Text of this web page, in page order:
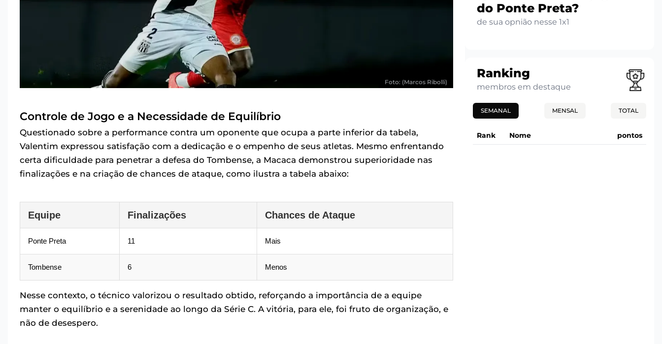
Foto: (Marcos Ribolli)
Controle de Jogo e a Necessidade de Equilíbrio
Questionado sobre a performance contra um oponente que ocupa a parte inferior da tabela,
Valentim expressou satisfação com a dedicação e o empenho de seus atletas. Mesmo enfrentando
certa dificuldade para penetrar a defesa do Tombense, a Macaca demonstrou superioridade nas
finalizações e na criação de chances de ataque, como ilustra a tabela abaixo:
Equipe Finalizações Chances de Ataque
Ponte Preta 11 Mais
Tombense 6 Menos
Nesse contexto, o técnico valorizou o resultado obtido, reforçando a importância de a equipe
manter o equilíbrio e a serenidade ao longo da Série C. A vitória, para ele, foi fruto de organização, e
não de desespero.
do Ponte Preta?
de sua opnião nesse 1x1
Ranking
membros em destaque
SEMANAL MENSAL TOTAL
Rank Nome pontos